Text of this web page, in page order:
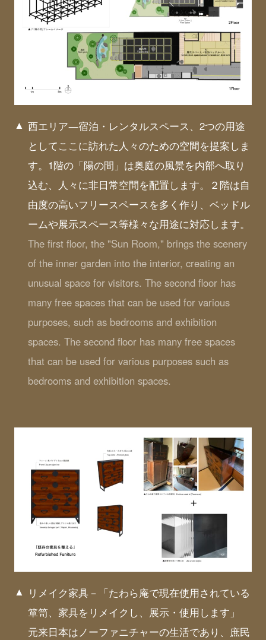
西エリア―宿泊・レンタルスペース、2つの用途
としてここに訪れた人々のための空間を提案しま
す。1階の「陽の間」は奥庭の風景を内部へ取り
込む、人々に非日常空間を配置します。２階は自
由度の高いフリースペースを多く作り、ベッドル
ームや展示スペース等様々な用途に対応します。
The first floor, the "Sun Room," brings the scenery
of the inner garden into the interior, creating an
unusual space for visitors. The second floor has
many free spaces that can be used for various
purposes, such as bedrooms and exhibition
spaces. The second floor has many free spaces
that can be used for various purposes such as
bedrooms and exhibition spaces.
リメイク家具－「たわら庵で現在使用されている
箪笥、家具をリメイクし、展示・使用します」
元来日本はノーファニチャーの生活であり、庶民